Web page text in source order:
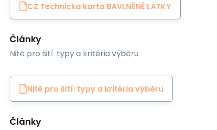
CZ Technicka karta BAVLNĚNÉ LÁTKY
Články
Nitě pro šití: typy a kritéria výběru
Nitě pro šití: typy a kritéria výběru
Články